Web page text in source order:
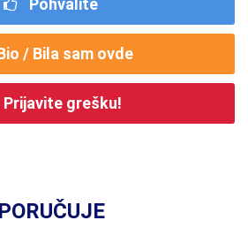
Pohvalite
/ Bila sam ovde
Prijavite grešku!